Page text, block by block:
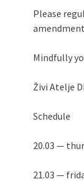
Please
Mindfully
Živi Atelje
Schedule
20.03 —
21.03 —